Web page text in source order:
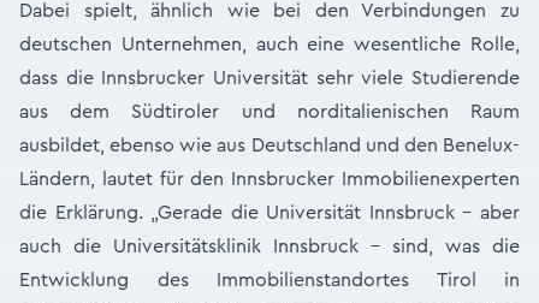
Dabei spielt, ähnlich wie bei den Verbindungen zu
deutschen Unternehmen, auch eine wesentliche Rolle,
dass die Innsbrucker Universität sehr viele Studierende
aus dem Südtiroler und norditalienischen Raum
ausbildet, ebenso wie aus Deutschland und den Benelux-
Ländern, lautet für den Innsbrucker Immobilienexperten
die Erklärung. „Gerade die Universität Innsbruck – aber
auch die Universitätsklinik Innsbruck – sind, was die
Entwicklung des Immobilienstandortes Tirol in